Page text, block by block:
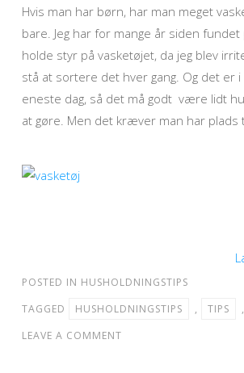
Hvis man har børn, har man meget
bare. Jeg har for mange år siden
holde styr på vasketøjet, da jeg blev
stå at sortere det hver gang. Og det er
eneste dag, så det må godt være lidt
at gøre. Men det kræver man har plads
POSTED IN HUSHOLDNINGSTIPS
TAGGED
HUSHOLDNINGSTIPS , TIPS ,
LEAVE A COMMENT